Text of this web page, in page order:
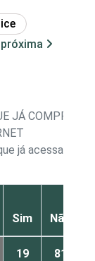
próxima
JÁ
já acessaram a
Sim Não
19 81